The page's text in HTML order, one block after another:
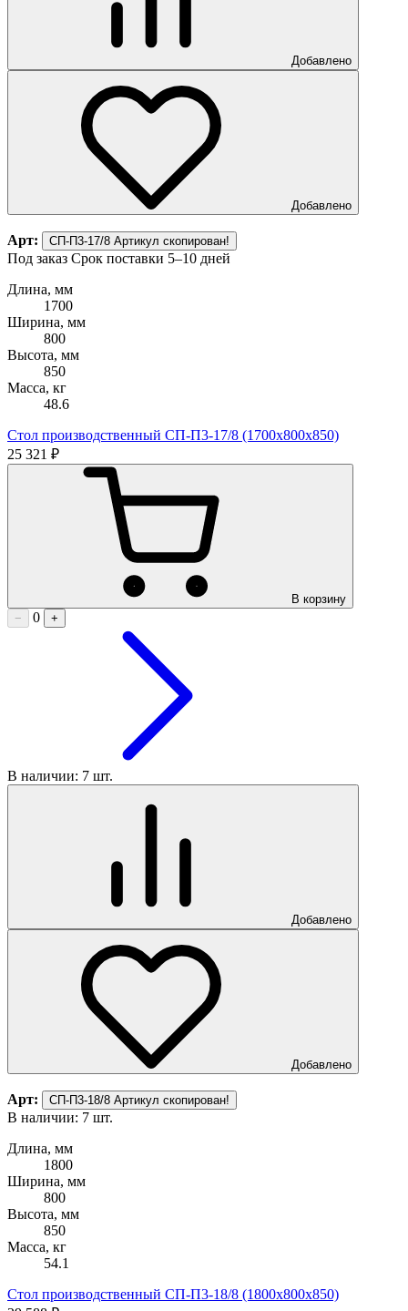
Добавлено
Добавлено
Арт: СП-П3-17/8 Артикул скопирован!
Под заказ Срок поставки 5–10 дней
Длина, мм
1700
Ширина, мм
800
Высота, мм
850
Масса, кг
48.6
Стол производственный СП-П3-17/8 (1700х800х850)
25 321 ₽
В корзину
−
0 +
В наличии: 7 шт.
Добавлено
Добавлено
Арт: СП-П3-18/8 Артикул скопирован!
В наличии: 7 шт.
Длина, мм
1800
Ширина, мм
800
Высота, мм
850
Масса, кг
54.1
Стол производственный СП-П3-18/8 (1800х800х850)